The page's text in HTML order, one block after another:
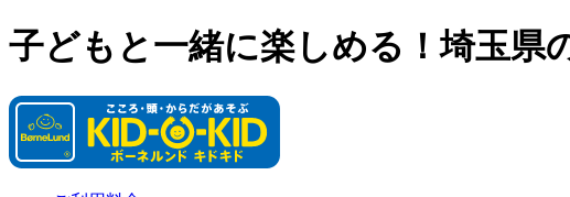
子どもと一緒に楽しめる！埼玉県